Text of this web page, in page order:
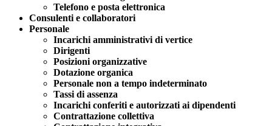
Telefono e posta elettronica
Consulenti e collaboratori
Personale
Incarichi amministrativi di vertice
Dirigenti
Posizioni organizzative
Dotazione organica
Personale non a tempo indeterminato
Tassi di assenza
Incarichi conferiti e autorizzati ai dipendenti
Contrattazione collettiva